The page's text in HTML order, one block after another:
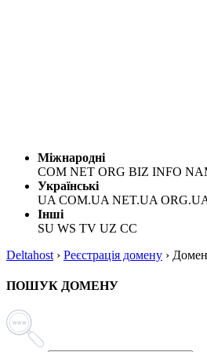
Міжнародні
COM NET ORG BIZ INFO
Українські
UA COM.UA NET.UA
Інші
SU WS TV UZ CC
Deltahost › Реєстрація домену ›
ПОШУК ДОМЕНУ